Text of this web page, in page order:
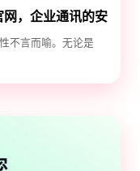
，企业通讯的安
不言而喻。无论是